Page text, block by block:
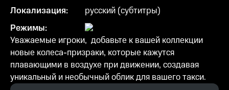
Локализация:
русский (субтитры)
Режимы:
Уважаемые игроки, добавьте к вашей коллекции
новые колеса-призраки, которые кажутся
плавающими в воздухе при движении, создавая
уникальный и необычный облик для вашего такси.